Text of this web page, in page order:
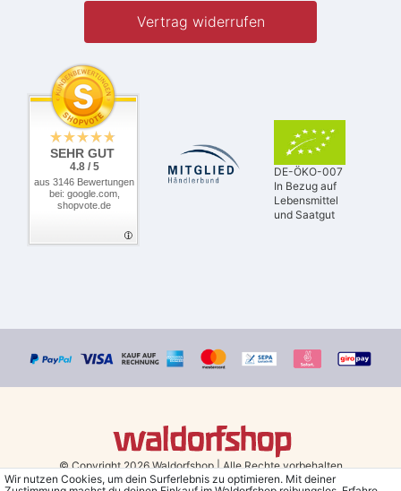
Vertrag widerrufen
SEHR GUT
4.8 / 5
aus 3146 Bewertungen
bei: google.com,
shopvote.de
DE-ÖKO-007
In Bezug auf
Lebensmittel
und Saatgut
© Copyright 2026 Waldorfshop|Alle Rechte vorbehalten.
Wir nutzen Cookies, um dein Surferlebnis zu optimieren. Mit deiner